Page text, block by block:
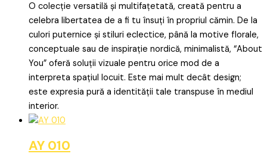
O colecție versatilă și multifațetată, creată pentru a
celebra libertatea de a fi tu însuți în propriul cămin. De la
culori puternice și stiluri eclectice, până la motive florale,
conceptuale sau de inspirație nordică, minimalistă, “About
You” oferă soluții vizuale pentru orice mod de a
interpreta spațiul locuit. Este mai mult decât design;
este expresia pură a identității tale transpuse în mediul
interior.
AY 010